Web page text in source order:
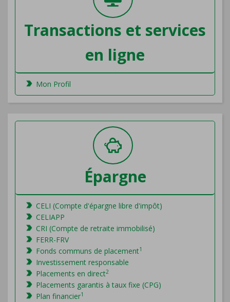
Transactions et services
en ligne
Mon Profil
Épargne
CELI (Compte d'épargne libre d'impôt)
CELIAPP
CRI (Compte de retraite immobilisé)
FERR-FRV
Fonds communs de placement1
Investissement responsable
Placements en direct2
Placements garantis à taux fixe (CPG)
Plan financier1